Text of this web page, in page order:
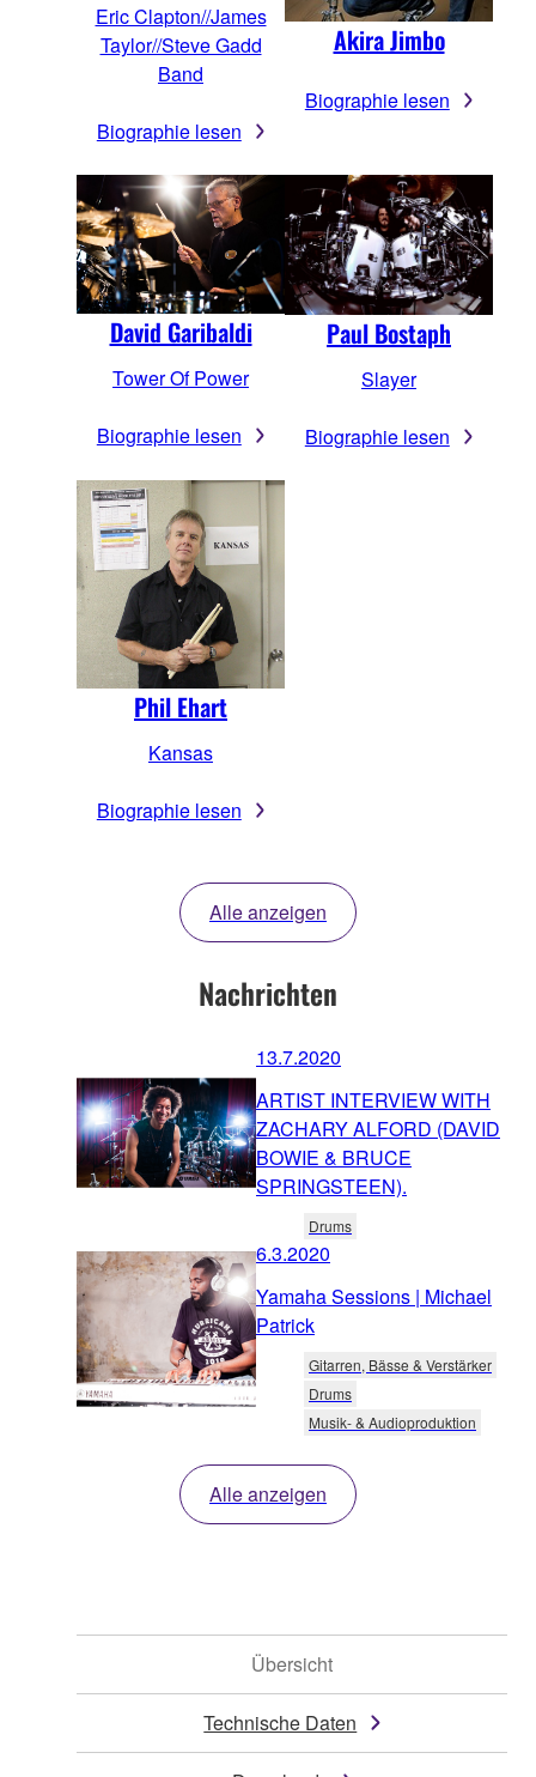
Eric Clapton//James
Taylor//Steve Gadd
Band
Biographie lesen
Akira Jimbo
Biographie lesen
David Garibaldi
Tower Of Power
Biographie lesen
Paul Bostaph
Slayer
Biographie lesen
Phil Ehart
Kansas
Biographie lesen
Alle anzeigen
Nachrichten
13.7.2020
ARTIST INTERVIEW WITH
ZACHARY ALFORD (DAVID
BOWIE & BRUCE
SPRINGSTEEN).
Drums
6.3.2020
Yamaha Sessions | Michael
Patrick
Gitarren, Bässe & Verstärker
Drums
Musik- & Audioproduktion
Alle anzeigen
Übersicht
Technische Daten